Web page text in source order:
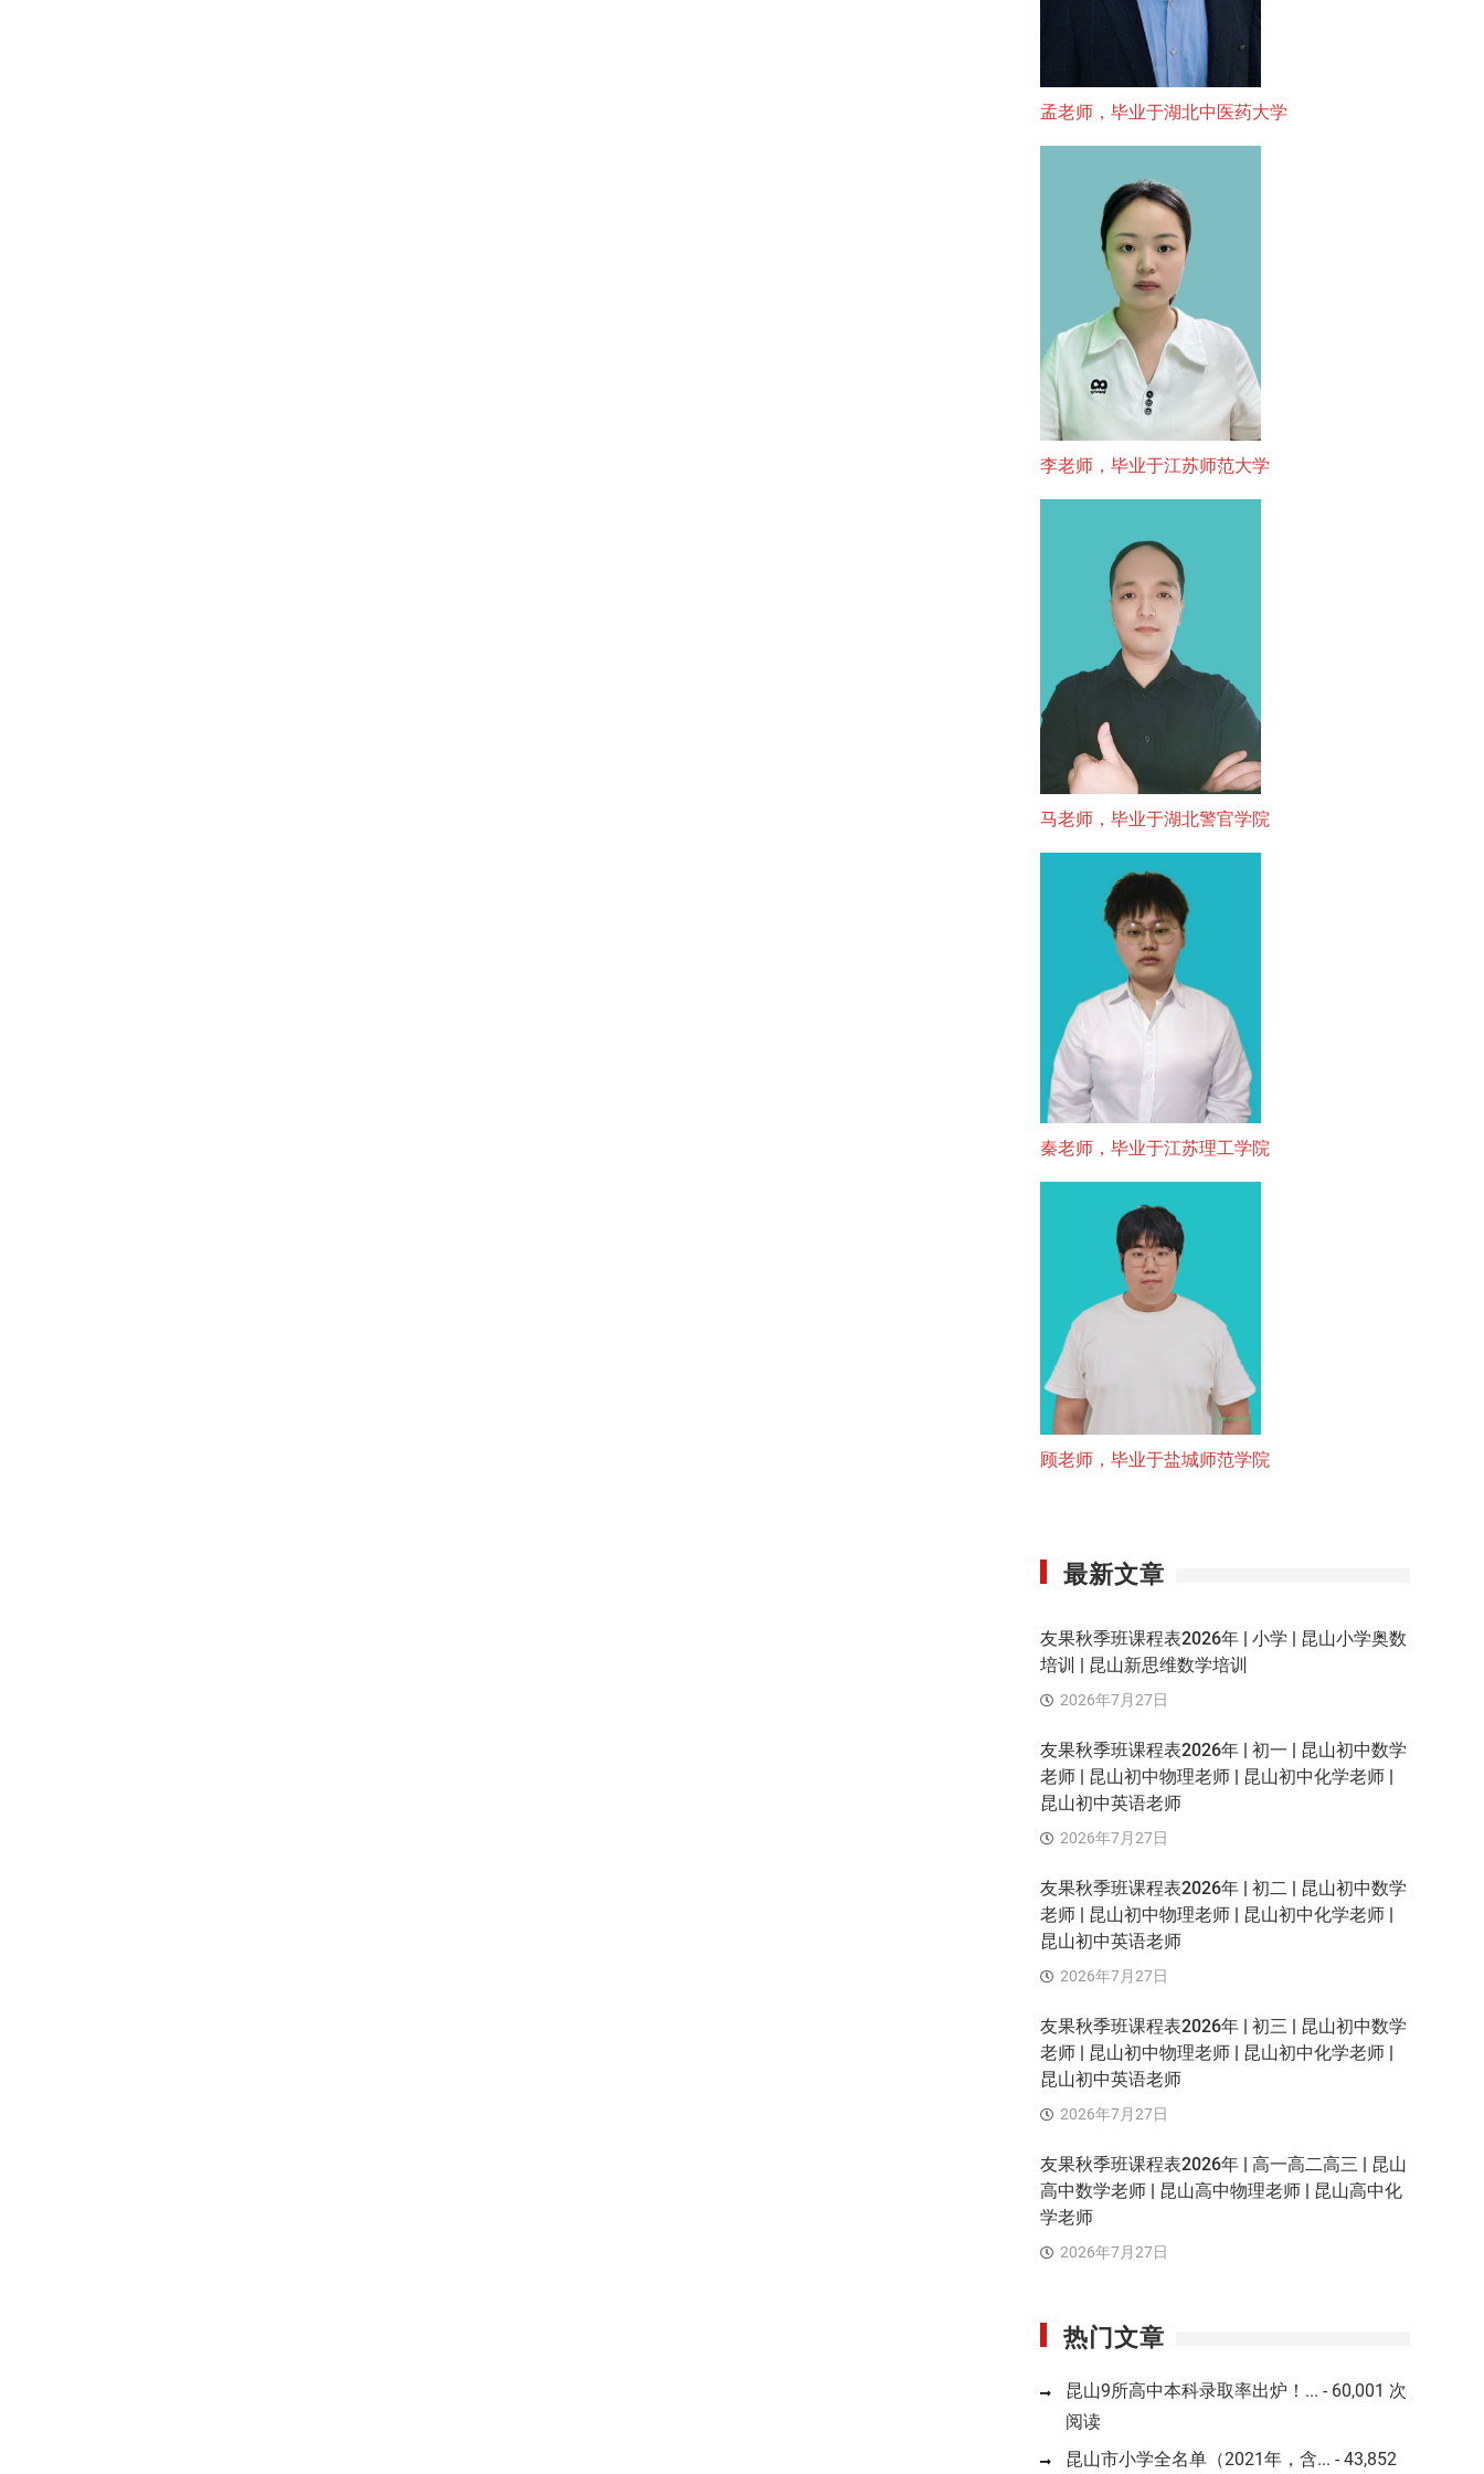
孟老师，毕业于湖北中医药大学
李老师，毕业于江苏师范大学
马老师，毕业于湖北警官学院
秦老师，毕业于江苏理工学院
顾老师，毕业于盐城师范学院
最新文章
友果秋季班课程表2026年 | 小学 | 昆山小学奥数
培训 | 昆山新思维数学培训
2026年7月27日
友果秋季班课程表2026年 | 初一 | 昆山初中数学
老师 | 昆山初中物理老师 | 昆山初中化学老师 |
昆山初中英语老师
2026年7月27日
友果秋季班课程表2026年 | 初二 | 昆山初中数学
老师 | 昆山初中物理老师 | 昆山初中化学老师 |
昆山初中英语老师
2026年7月27日
友果秋季班课程表2026年 | 初三 | 昆山初中数学
老师 | 昆山初中物理老师 | 昆山初中化学老师 |
昆山初中英语老师
2026年7月27日
友果秋季班课程表2026年 | 高一高二高三 | 昆山
高中数学老师 | 昆山高中物理老师 | 昆山高中化
学老师
2026年7月27日
热门文章
昆山9所高中本科录取率出炉！... - 60,001 次
阅读
昆山市小学全名单（2021年，含... - 43,852